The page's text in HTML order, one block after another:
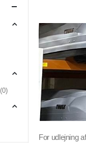
For udlejning
(0)